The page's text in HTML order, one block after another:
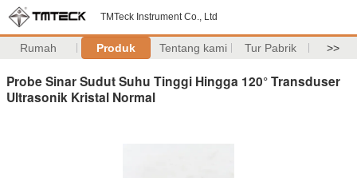
TMTeck Instrument Co., Ltd
Rumah Produk Tentang kami Tur Pabrik >>
Probe Sinar Sudut Suhu Tinggi Hingga 120° Transduser
Ultrasonik Kristal Normal